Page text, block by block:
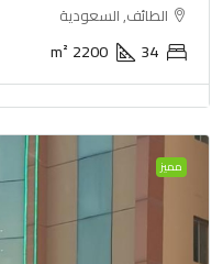
الطائف, السعودية
34
2200
m²
مميز